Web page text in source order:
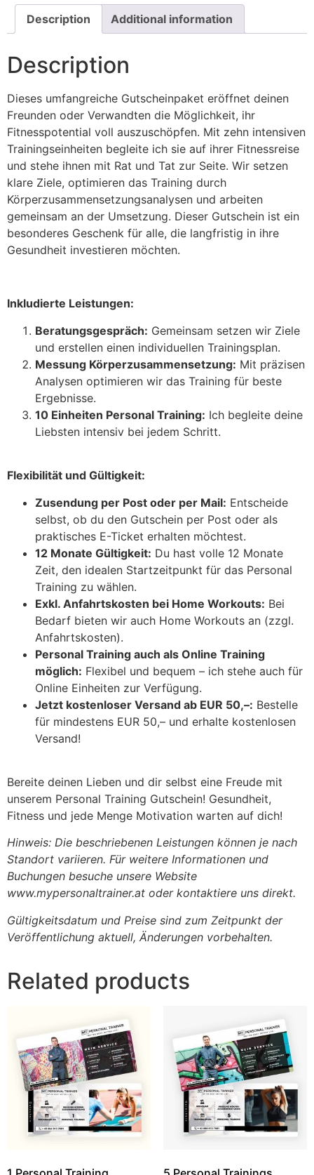
Description Additional information
Description
Dieses umfangreiche Gutscheinpaket eröffnet deinen
Freunden oder Verwandten die Möglichkeit, ihr
Fitnesspotential voll auszuschöpfen. Mit zehn intensiven
Trainingseinheiten begleite ich sie auf ihrer Fitnessreise
und stehe ihnen mit Rat und Tat zur Seite. Wir setzen
klare Ziele, optimieren das Training durch
Körperzusammensetzungsanalysen und arbeiten
gemeinsam an der Umsetzung. Dieser Gutschein ist ein
besonderes Geschenk für alle, die langfristig in ihre
Gesundheit investieren möchten.
Inkludierte Leistungen:
Beratungsgespräch: Gemeinsam setzen wir Ziele
und erstellen einen individuellen Trainingsplan.
Messung Körperzusammensetzung: Mit präzisen
Analysen optimieren wir das Training für beste
Ergebnisse.
10 Einheiten Personal Training: Ich begleite deine
Liebsten intensiv bei jedem Schritt.
Flexibilität und Gültigkeit:
Zusendung per Post oder per Mail: Entscheide
selbst, ob du den Gutschein per Post oder als
praktisches E-Ticket erhalten möchtest.
12 Monate Gültigkeit: Du hast volle 12 Monate
Zeit, den idealen Startzeitpunkt für das Personal
Training zu wählen.
Exkl. Anfahrtskosten bei Home Workouts: Bei
Bedarf bieten wir auch Home Workouts an (zzgl.
Anfahrtskosten).
Personal Training auch als Online Training
möglich: Flexibel und bequem – ich stehe auch für
Online Einheiten zur Verfügung.
Jetzt kostenloser Versand ab EUR 50,–: Bestelle
für mindestens EUR 50,– und erhalte kostenlosen
Versand!
Bereite deinen Lieben und dir selbst eine Freude mit
unserem Personal Training Gutschein! Gesundheit,
Fitness und jede Menge Motivation warten auf dich!
Hinweis: Die beschriebenen Leistungen können je nach
Standort variieren. Für weitere Informationen und
Buchungen besuche unsere Website
www.mypersonaltrainer.at oder kontaktiere uns direkt.
Gültigkeitsdatum und Preise sind zum Zeitpunkt der
Veröffentlichung aktuell, Änderungen vorbehalten.
Related products